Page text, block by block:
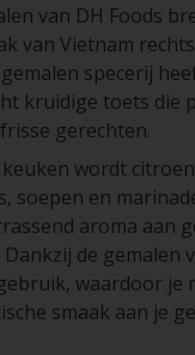
van DH Foods
van Vietnam
specerij
kruidige toets die
gerechten.
wordt
soepen en
aroma aan
de gemalen
waardoor je
smaak aan je